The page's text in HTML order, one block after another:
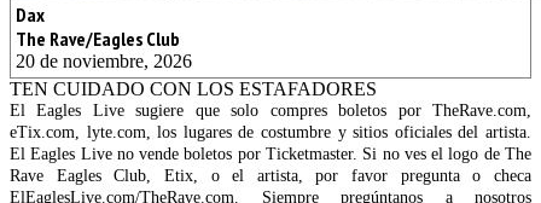
Dax
The Rave/Eagles Club
20 de noviembre, 2026
TEN CUIDADO CON LOS ESTAFADORES
El Eagles Live sugiere que solo compres boletos por TheRave.com,
eTix.com, lyte.com, los lugares de costumbre y sitios oficiales del artista.
El Eagles Live no vende boletos por Ticketmaster. Si no ves el logo de The
Rave Eagles Club, Etix, o el artista, por favor pregunta o checa
ElEaglesLive.com/TheRave.com. Siempre pregúntanos a nosotros